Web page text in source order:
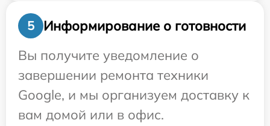
5
Информирование о готовности
Вы получите уведомление о
завершении ремонта техники
Google, и мы организуем доставку к
вам домой или в офис.